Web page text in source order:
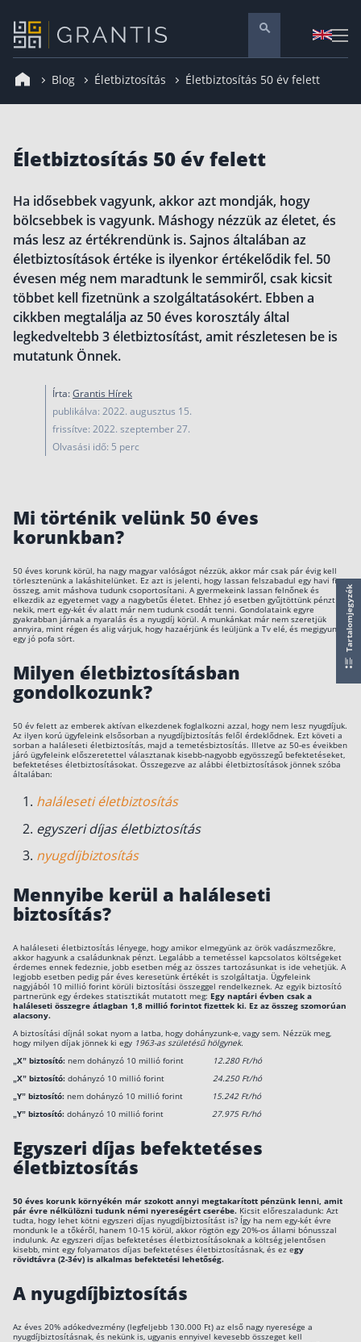
Melyiket válaszd? Nyugdíjbiztosítás, NYESZ vagy
ÖNYP?
Nyugdíj előtakarékossági számla (NYESZ)
Nyugdíj tanácsadás 🪙
Nyugdíj megtakarítás – Így válassz
Magánnyugdíjpénztár összefoglaló
Nyugdíjkorhatár táblázat és útmutató
Egyszerű Állami Nyugdíjkalkulátor
Önkéntes Nyugdíjpénztárak hozamai
Nyugdíjbiztosítás
Melyik a legolcsóbb nyugdíjbiztosítás?
KATA Nyugdíj: így használd ki az
Nyugdíjbiztosítás kalkulátor
Nyugdíjbiztosítás hozamok
Életbiztosítások
Balesetbiztosítás
Csoportos életbiztosítás
Euróalapú megtakarításos életbiztosítás
Megtakarítással kombinált életbiztosítás
Vegyes életbiztosítás
Befektetési egységekhez kötött életbiztosítás
Egészségbiztosítás cégeknek
Magán egészségbiztosítás 💊
Egészségpénztár – Spórolj évi akár 150 ezer
forintot
Befektetés
Állampapír
Legjobb befektetés
Részvény vásárlás
Befektetési alapok
TBSZ számla
Gyermek megtakarítás
Babakötvény kisokos 👶
Blog Életbiztosítás Életbiztosítás 50 év felett
Életbiztosítás 50 év felett
Ha idősebbek vagyunk, akkor azt mondják, hogy
bölcsebbek is vagyunk. Máshogy nézzük az életet, és
más lesz az értékrendünk is. Sajnos általában az
életbiztosítások értéke is ilyenkor értékelődik fel. 50
évesen még nem maradtunk le semmiről, csak kicsit
többet kell fizetnünk a szolgáltatásokért. Ebben a
cikkben megtalálja az 50 éves korosztály által
legkedveltebb 3 életbiztosítást, amit részletesen be is
mutatunk Önnek.
Írta:Grantis Hírek
publikálva: 2022. augusztus 15.
frissítve: 2022. szeptember 27.
Olvasási idő: 5 perc
Mi történik velünk 50 éves
korunkban?
50 éves korunk körül, ha nagy magyar valóságot nézzük, akkor már csak pár évig kell
törlesztenünk a lakáshitelünket. Ez azt is jelenti, hogy lassan felszabadul egy havi fix
összeg, amit máshova tudunk csoportosítani. A gyermekeink lassan felnőnek és
elkezdik az egyetemet vagy a nagybetűs életet. Ehhez jó esetben gyűjtöttünk pénzt
nekik, mert egy-két év alatt már nem tudunk csodát tenni. Gondolataink egyre
gyakrabban járnak a nyaralás és a nyugdíj körül. A munkánkat már nem szeretjük
annyira, mint régen és alig várjuk, hogy hazaérjünk és leüljünk a Tv elé, és megigyunk
egy jó pofa sört.
Milyen életbiztosításban
gondolkozunk?
50 év felett az emberek aktívan elkezdenek foglalkozni azzal, hogy nem lesz nyugdíjuk.
Az ilyen korú ügyfeleink elsősorban a nyugdíjbiztosítás felől érdeklődnek. Ezt követi a
sorban a haláleseti életbiztosítás, majd a temetésbiztosítás. Illetve az 50-es éveikben
járó ügyfeleink előszeretettel választanak kisebb-nagyobb egyösszegű befektetéseket,
befektetéses életbiztosításokat. Összegezve az alábbi életbiztosítások jönnek szóba
általában:
haláleseti életbiztosítás
egyszeri díjas életbiztosítás
nyugdíjbiztosítás
Mennyibe kerül a haláleseti
biztosítás?
A haláleseti életbiztosítás lényege, hogy amikor elmegyünk az örök vadászmezőkre,
akkor hagyunk a családunknak pénzt. Legalább a temetéssel kapcsolatos költségeket
érdemes ennek fedeznie, jobb esetben még az összes tartozásunkat is ide vehetjük. A
legjobb esetben pedig pár éves keresetünk értékét is szolgáltatja. Ügyfeleink
nagyjából 10 millió forint körüli biztosítási összeggel rendelkeznek. Az egyik biztosító
partnerünk egy érdekes statisztikát mutatott meg: Egy naptári évben csak a
haláleseti összegre átlagban 1,8 millió forintot fizettek ki. Ez az összeg szomorúan
alacsony.
A biztosítási díjnál sokat nyom a latba, hogy dohányzunk-e, vagy sem. Nézzük meg,
hogy milyen díjak jönnek ki egy 1963-as születésű hölgynek.
„X” biztosító: nem dohányzó 10 millió forint
12.280 Ft/hó
„X” biztosító: dohányzó 10 millió forint
24.250 Ft/hó
„Y” biztosító: nem dohányzó 10 millió forint
15.242 Ft/hó
„Y” biztosító: dohányzó 10 millió forint 27.975 Ft/hó
Egyszeri díjas befektetéses
életbiztosítás
50 éves korunk környékén már szokott annyi megtakarított pénzünk lenni, amit
pár évre nélkülözni tudunk némi nyereségért cserébe. Kicsit előreszaladunk: Azt
tudta, hogy lehet kötni egyszeri díjas nyugdíjbiztosítást is? Így ha nem egy-két évre
mondunk le a tőkéről, hanem 10-15 körül, akkor rögtön egy 20%-os állami bónusszal
indulunk. Az egyszeri díjas befektetéses életbiztosításoknak a költség jelentősen
kisebb, mint egy folyamatos díjas befektetéses életbiztosításnak, és ez egy
rövidtávra (2-3év) is alkalmas befektetési lehetőség.
A nyugdíjbiztosítás
Az éves 20% adókedvezmény (legfeljebb 130.000 Ft) az első nagy nyeresége a
nyugdíjbiztosításnak, és nekünk is, ugyanis ennyivel kevesebb összeget kell
Tartalomjegyzék